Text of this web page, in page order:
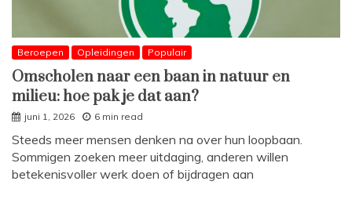
Beroepen Opleidingen Populair
Omscholen naar een baan in natuur en
milieu: hoe pak je dat aan?
juni 1, 2026 6 min read
Steeds meer mensen denken na over hun loopbaan.
Sommigen zoeken meer uitdaging, anderen willen
betekenisvoller werk doen of bijdragen aan